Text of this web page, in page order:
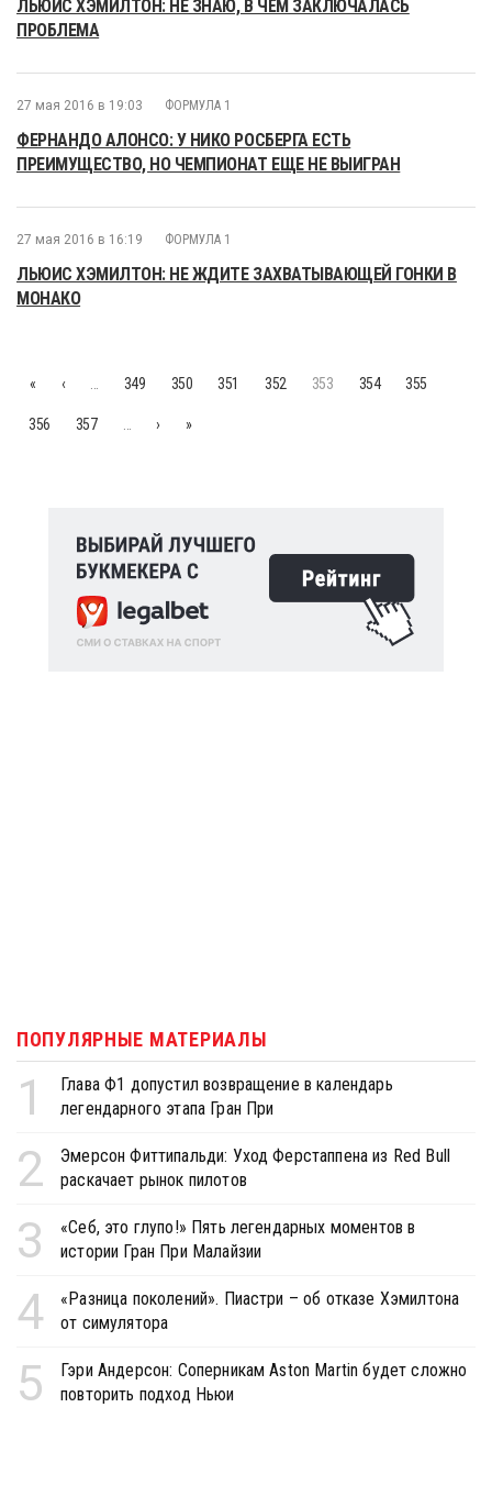
ЛЬЮИС ХЭМИЛТОН: НЕ ЗНАЮ, В ЧЁМ ЗАКЛЮЧАЛАСЬ
ПРОБЛЕМА
27 мая 2016 в 19:03 ФОРМУЛА 1
ФЕРНАНДО АЛОНСО: У НИКО РОСБЕРГА ЕСТЬ
ПРЕИМУЩЕСТВО, НО ЧЕМПИОНАТ ЕЩЕ НЕ ВЫИГРАН
27 мая 2016 в 16:19 ФОРМУЛА 1
ЛЬЮИС ХЭМИЛТОН: НЕ ЖДИТЕ ЗАХВАТЫВАЮЩЕЙ ГОНКИ В
МОНАКО
« ‹ 349 350 351 352 353 354 355
356 357 › »
ПОПУЛЯРНЫЕ МАТЕРИАЛЫ
1
Глава Ф1 допустил возвращение в календарь
легендарного этапа Гран При
2
Эмерсон Фиттипальди: Уход Ферстаппена из Red Bull
раскачает рынок пилотов
3
«Себ, это глупо!» Пять легендарных моментов в
истории Гран При Малайзии
4
«Разница поколений». Пиастри – об отказе Хэмилтона
от симулятора
5
Гэри Андерсон: Соперникам Aston Martin будет сложно
повторить подход Ньюи